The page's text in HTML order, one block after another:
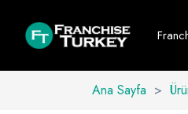
Ana Sayfa >